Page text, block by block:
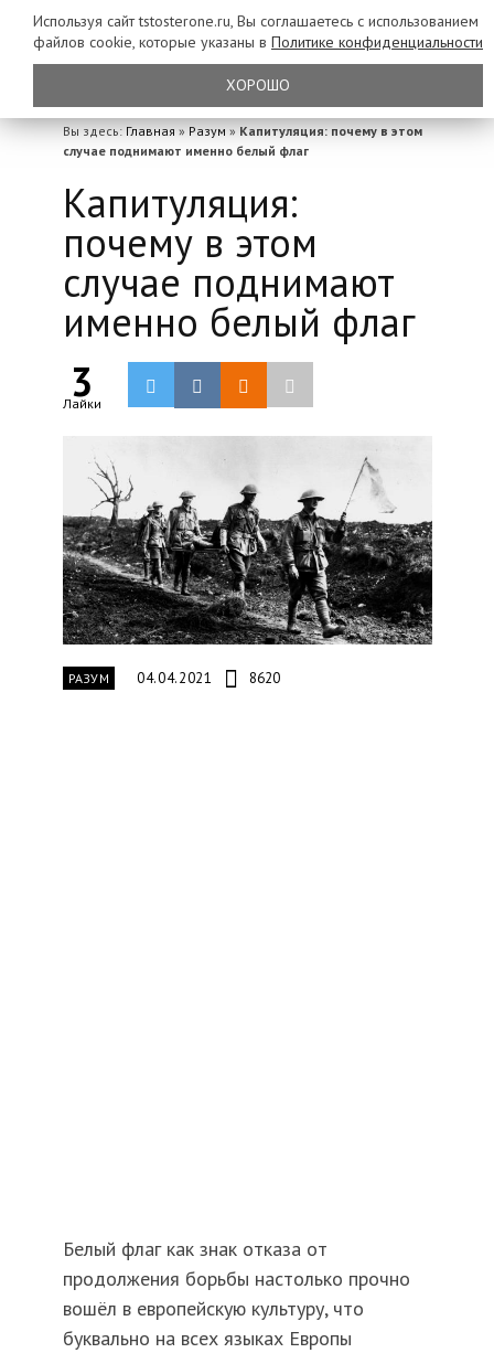
Вы здесь: Главная » Разум » Капитуляция: почему в этом
случае поднимают именно белый флаг
Капитуляция:
почему в этом
случае поднимают
именно белый флаг
3
Лайки
РАЗУМ 04.04.2021 8620
Белый флаг как знак отказа от
продолжения борьбы настолько прочно
вошёл в европейскую культуру, что
буквально на всех языках Европы
Используя сайт tstosterone.ru, Вы соглашаетесь с использованием
файлов cookie, которые указаны в Политике конфиденциальности
ХОРОШО